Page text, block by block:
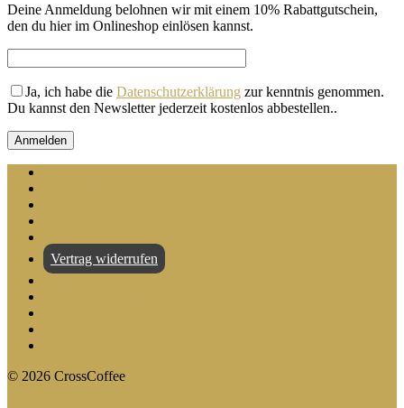
Deine Anmeldung belohnen wir mit einem 10% Rabattgutschein,
den du hier im Onlineshop einlösen kannst.
Ja, ich habe die Datenschutzerklärung zur kenntnis genommen.
Du kannst den Newsletter jederzeit kostenlos abbestellen..
Vertrag widerrufen
© 2026 CrossCoffee